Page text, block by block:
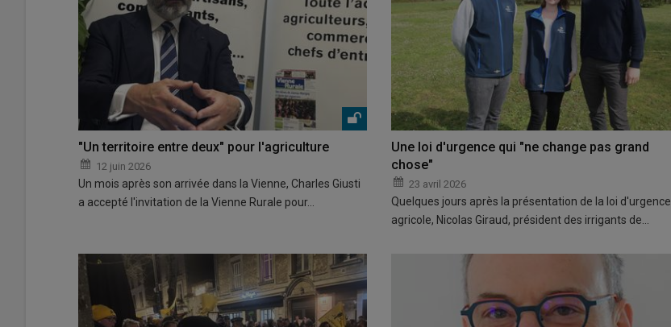
"Un territoire entre deux" pour l'agriculture
12 juin 2026
Un mois après son arrivée dans la Vienne, Charles Giusti
a accepté l'invitation de la Vienne Rurale pour…
Une loi d'urgence qui "ne change pas grand
chose"
23 avril 2026
Quelques jours après la présentation de la loi d'urgence
agricole, Nicolas Giraud, président des irrigants de…